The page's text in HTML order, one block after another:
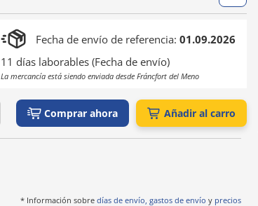
Fecha de envío de referencia: 01.09.2026
11 días laborables (Fecha de envío)
La mercancía está siendo enviada desde Fráncfort del Meno
Comprar ahora Añadir al carro
* Información sobre días de envío, gastos de envío y precios